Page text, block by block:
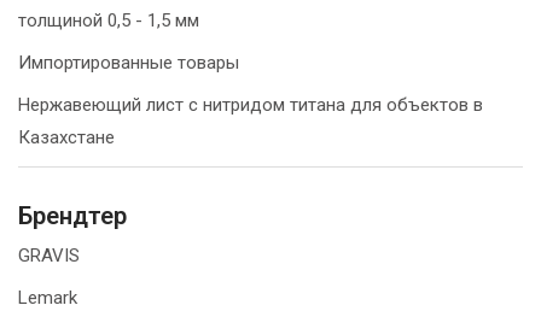
толщиной 0,5 - 1,5 мм
Импортированные товары
Нержавеющий лист с нитридом титана для объектов в
Казахстане
Брендтер
GRAVIS
Lemark